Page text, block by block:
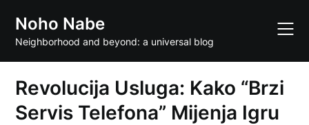
content
Noho Nabe
Neighborhood and beyond: a universal blog
Revolucija Usluga: Kako “Brzi
Servis Telefona” Mijenja Igru